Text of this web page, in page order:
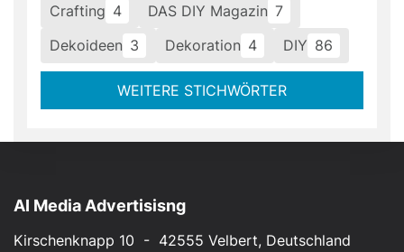
Crafting 4 DAS DIY Magazin 7
Dekoideen 3 Dekoration 4 DIY 86
WEITERE STICHWÖRTER
AI Media Advertisisng
Kirschenknapp 10 - 42555 Velbert, Deutschland